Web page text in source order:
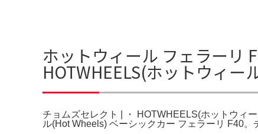
ホットウィール フェラーリ
HOTWHEELS(ホットウィー
チョムズセレクト | ・ HOTWHEELS(ホットウィ
ル(Hot Wheels) ベーシックカー フェラーリ F40